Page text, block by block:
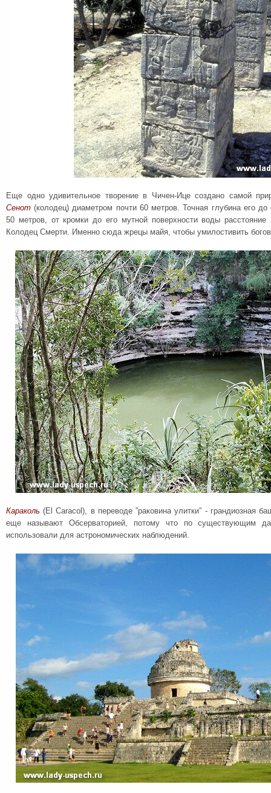
Еще одно удивительное творение в Чичен-Ице создано самой
Сенот (колодец) диаметром почти 60 метров. Точная глубина его
50 метров, от кромки до его мутной поверхности воды
Колодец Смерти. Именно сюда жрецы майя, чтобы умилостивить
Караколь (El Caracol), в переводе ”раковина улитки” - грандиозная
еще называют Обсерваторией, потому что по существующим
использовали для астрономических наблюдений.